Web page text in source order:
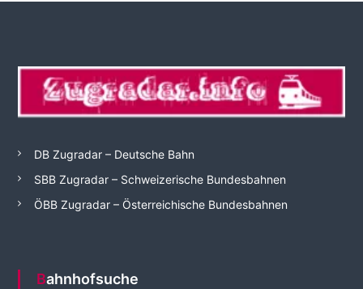
DB Zugradar – Deutsche Bahn
SBB Zugradar – Schweizerische Bundesbahnen
ÖBB Zugradar – Österreichische Bundesbahnen
Bahnhofsuche